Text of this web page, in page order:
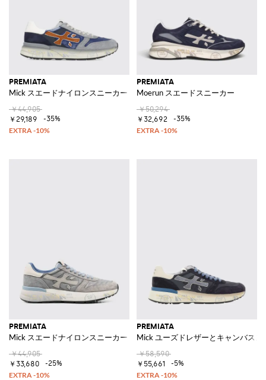
PREMIATA
Mick スエードナイロンスニーカー
￥44,905
￥29,189
-35%
PREMIATA
Moerun スエードスニーカー
￥50,294
￥32,692
-35%
PREMIATA
Mick スエードナイロンスニーカー
￥44,905
￥33,680
-25%
PREMIATA
Mick ユーズドレザーとキャンバスス
￥58,590
￥55,661
-5%